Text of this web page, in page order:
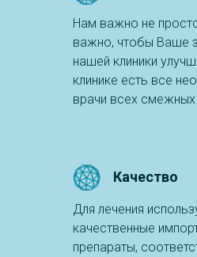
Нам важно не
важно, чтобы Ваше
нашей клиники
клинике есть все
врачи всех смежных
Качество
Для лечения
качественные
препараты,